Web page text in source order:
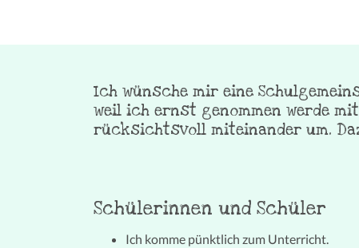
Ich wünsche mir eine
weil ich ernst genommen werde
rücksichtsvoll miteinander um.
Schülerinnen und Schüler
Ich komme pünktlich zum Unterricht.